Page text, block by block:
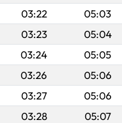
03:22 05:03
03:23 05:04
03:24 05:05
03:26 05:06
03:27 05:06
03:28 05:07